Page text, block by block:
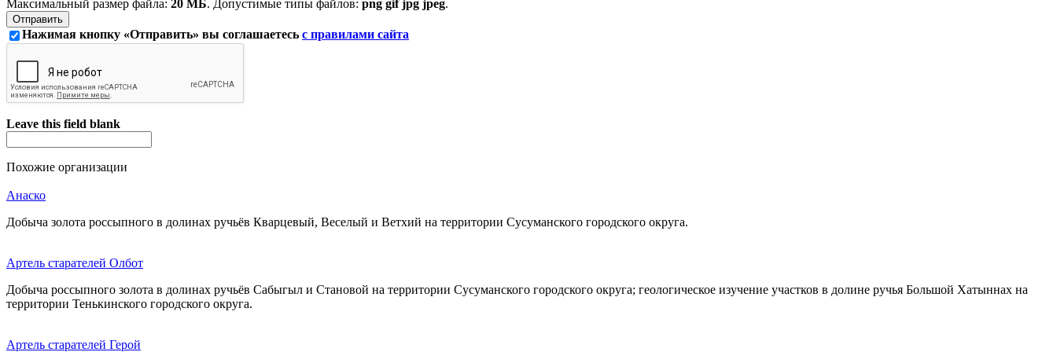
Максимальный размер файла: 20 МБ. Допустимые типы файлов: png gif jpg jpeg.
Нажимая кнопку «Отправить» вы соглашаетесь с правилами сайта
Leave this field blank
Похожие организации
Анаско
Добыча золота россыпного в долинах ручьёв Кварцевый, Веселый и Ветхий на территории Сусуманского городского округа.
Артель старателей Олбот
Добыча россыпного золота в долинах ручьёв Сабыгыл и Становой на территории Сусуманского городского округа; геологическое изучение участков в долине ручья Большой Хатыннах на
территории Тенькинского городского округа.
Артель старателей Герой